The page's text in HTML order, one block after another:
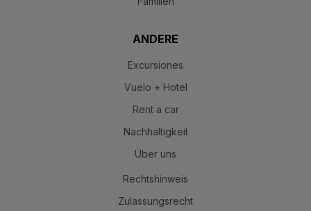
ANDERE
Excursiones
Vuelo + Hotel
Rent a car
Nachhaltigkeit
Über uns
Rechtshinweis
Zulassungsrecht